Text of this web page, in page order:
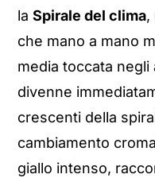
laSpirale del clima,
che mano a mano
media toccata negli
divenne
crescenti della
cambiamento
giallo intenso,